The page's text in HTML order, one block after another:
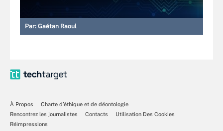
Par: Gaétan Raoul
À Propos
Charte d’éthique et de déontologie
Rencontrez les journalistes
Contacts
Utilisation Des Cookies
Réimpressions